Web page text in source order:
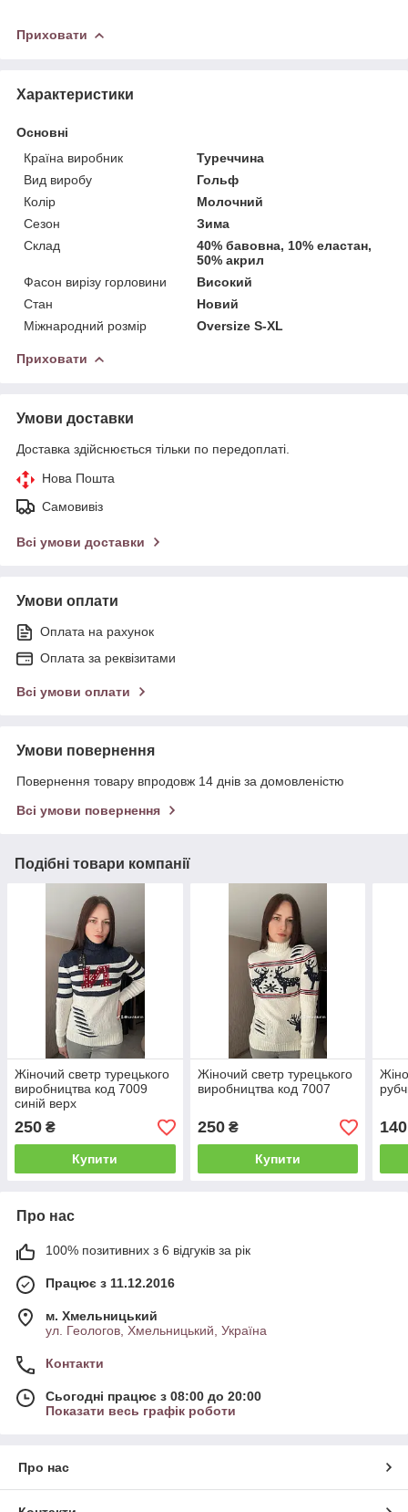
Приховати
Характеристики
Основні
Країна виробник
Туреччина
Вид виробу
Гольф
Колір
Молочний
Сезон
Зима
Склад
40% бавовна, 10% еластан,
50% акрил
Фасон вирізу горловини
Високий
Стан
Новий
Міжнародний розмір
Oversize S-XL
Приховати
Умови доставки
Доставка здійснюється тільки по передоплаті.
Нова Пошта
Самовивіз
Всі умови доставки
Умови оплати
Оплата на рахунок
Оплата за реквізитами
Всі умови оплати
Умови повернення
Повернення товару впродовж 14 днів за домовленістю
Всі умови повернення
Подібні товари компанії
Жіночий светр турецького
виробництва код 7009
синій верх
250 ₴
Купити
Жіночий светр турецького
виробництва код 7007
250₴
Купити
140
Про нас
100% позитивних з 6 відгуків за рік
Працює з 11.12.2016
м. Хмельницький
ул. Геологов, Хмельницький, Україна
Контакти
Сьогодні працює з 08:00 до 20:00
Показати весь графік роботи
Про нас